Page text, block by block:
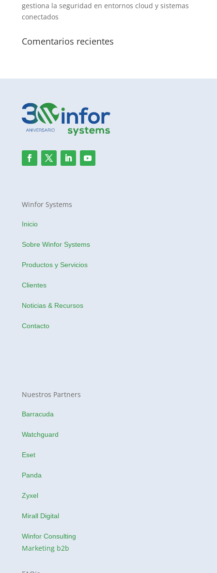
gestiona la seguridad en entornos cloud y sistemas
conectados
Comentarios recientes
Winfor Systems
Inicio
Sobre Winfor Systems
Productos y Servicios
Clientes
Noticias & Recursos
Contacto
Nuestros Partners
Barracuda
Watchguard
Eset
Panda
Zyxel
Mirall Digital
Winfor Consulting
Marketing b2b